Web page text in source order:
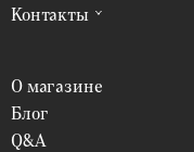
Контакты
О магазине
Блог
Q&A